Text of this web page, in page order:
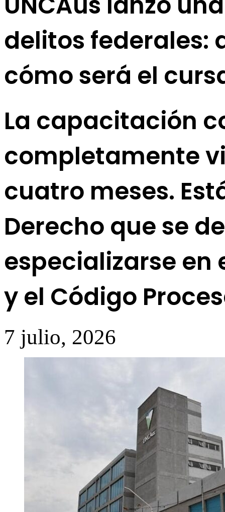
delitos federales:
cómo será el
La capacitación
completamente
cuatro meses.
Derecho que se
especializarse en
y el Código
7 julio, 2026